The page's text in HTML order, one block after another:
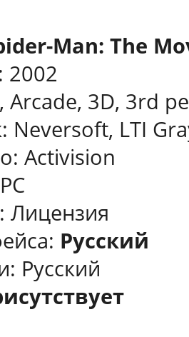
Man: The
2002
3D, 3rd
Neversoft, LTI
Activision
Лицензия
Русский
Русский